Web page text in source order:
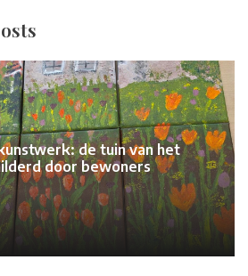
de tuin van het
door bewoners